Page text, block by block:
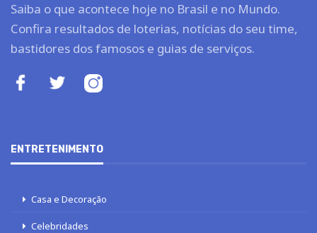
Saiba o que acontece hoje no Brasil e no Mundo.
Confira resultados de loterias, notícias do seu time,
bastidores dos famosos e guias de serviços.
ENTRETENIMENTO
Casa e Decoração
Celebridades